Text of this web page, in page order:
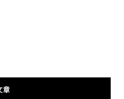
章